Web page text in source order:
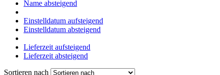
Name absteigend
Einstelldatum aufsteigend
Einstelldatum absteigend
Lieferzeit aufsteigend
Lieferzeit absteigend
Sortieren nach